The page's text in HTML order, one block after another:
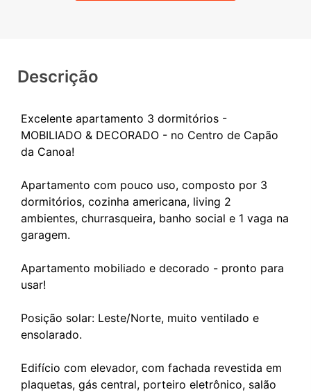
Descrição
Excelente apartamento 3 dormitórios -
MOBILIADO & DECORADO - no Centro de Capão
da Canoa!
Apartamento com pouco uso, composto por 3
dormitórios, cozinha americana, living 2
ambientes, churrasqueira, banho social e 1 vaga na
garagem.
Apartamento mobiliado e decorado - pronto para
usar!
Posição solar: Leste/Norte, muito ventilado e
ensolarado.
Edifício com elevador, com fachada revestida em
plaquetas, gás central, porteiro eletrônico, salão